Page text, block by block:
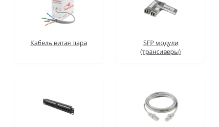
Кабель витая пара
SFP модули
(трансиверы)